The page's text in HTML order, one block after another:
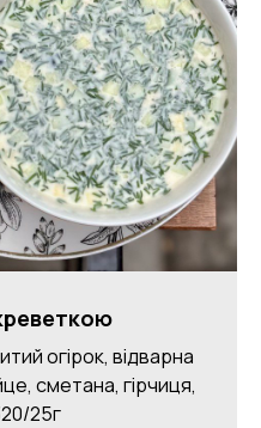
огірок, відварна
сметана, гірчиця,
25г